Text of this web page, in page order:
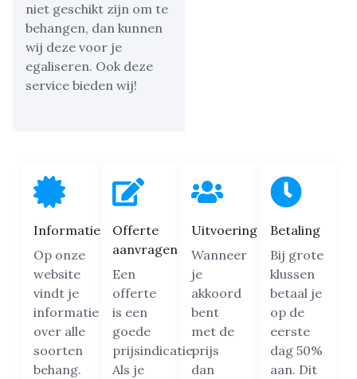
niet geschikt zijn om te
behangen, dan kunnen
wij deze voor je
egaliseren. Ook deze
service bieden wij!
Informatie
Op onze
website
vindt je
informatie
over alle
soorten
behang.
Offerte
aanvragen
Een
offerte
is een
goede
prijsindicatie.
Als je
Uitvoering
Wanneer
je
akkoord
bent
met de
prijs
dan
Betaling
Bij grote
klussen
betaal je
op de
eerste
dag 50%
aan. Dit